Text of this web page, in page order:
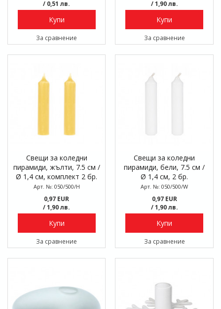
/ 0,51 лв.
Купи
За сравнение
/ 1,90 лв.
Купи
За сравнение
Свещи за коледни
пирамиди, жълти, 7.5 см /
Ø 1,4 см, комплект 2 бр.
Арт. №: 050/500/H
0,97 EUR
/ 1,90 лв.
Купи
За сравнение
Свещи за коледни
пирамиди, бели, 7.5 см /
Ø 1,4 см, 2 бр.
Арт. №: 050/500/W
0,97 EUR
/ 1,90 лв.
Купи
За сравнение